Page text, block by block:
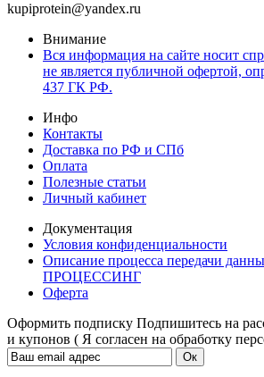
kupiprotein@yandex.ru
Внимание
Вся информация на сайте носит
не является публичной офертой,
437 ГК РФ.
Инфо
Контакты
Доставка по РФ и СПб
Оплата
Полезные статьи
Личный кабинет
Документация
Условия конфиденциальности
Описание процесса передачи
ПРОЦЕССИНГ
Оферта
Оформить подписку Подпишитесь на
и купонов ( Я согласен на обработку